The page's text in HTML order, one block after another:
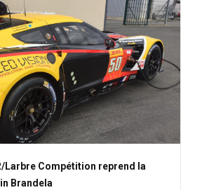
Larbre Compétition reprend la
Brandela